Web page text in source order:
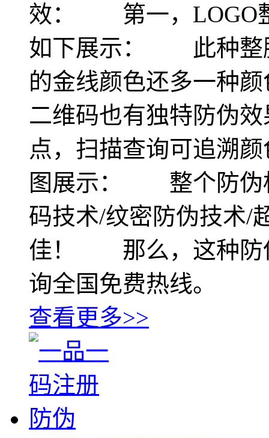
效： 第一，LOGO
如下展示： 此种整
的金线颜色还多一种
二维码也有独特防伪
点，扫描查询可追溯
图展示： 整个防伪
码技术/纹密防伪技术/
佳！ 那么，这种防
询全国免费热线。
查看更多>>